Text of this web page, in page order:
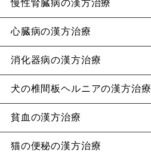
慢性腎臓病の漢方治療
心臓病の漢方治療
消化器病の漢方治療
犬の椎間板ヘルニアの漢方治療
貧血の漢方治療
猫の便秘の漢方治療